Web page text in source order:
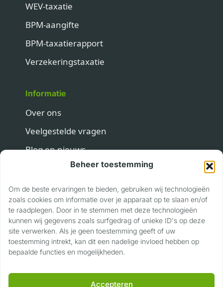
Beheer toestemming
Om de beste ervaringen te bieden, gebruiken wij technologieën
zoals cookies om informatie over je apparaat op te slaan en/of
te raadplegen. Door in te stemmen met deze technologieën
kunnen wij gegevens zoals surfgedrag of unieke ID's op deze
site verwerken. Als je geen toestemming geeft of uw
toestemming intrekt, kan dit een nadelige invloed hebben op
bepaalde functies en mogelijkheden.
Accepteren
WEV-taxatie
BPM-aangifte
BPM-taxatierapport
Verzekeringstaxatie
Informatie
Over ons
Veelgestelde vragen
Blog en nieuws
Contact
Privaslaan 118
6904 LJ Zevenaar
06 17 22 89 40
info@voertuigwaardering.nl